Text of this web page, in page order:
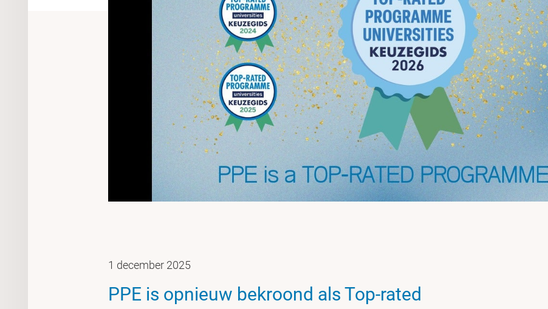
1 december 2025
PPE is opnieuw bekroond als Top-rated